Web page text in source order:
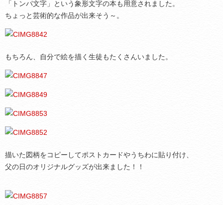
「トンパ文字」という象形文字の本も用意されました。
ちょっと芸術的な作品が出来そう～。
もちろん、自分で絵を描く生徒もたくさんいました。
描いた図柄をコピーしてポストカードやうちわに貼り付け、
父の日のオリジナルグッズが出来ました！！